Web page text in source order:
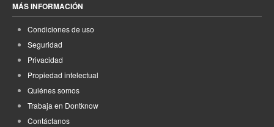
MÁS INFORMACIÓN
Condiciones de uso
Seguridad
Privacidad
Propiedad intelectual
Quiénes somos
Trabaja en Dontknow
Contáctanos